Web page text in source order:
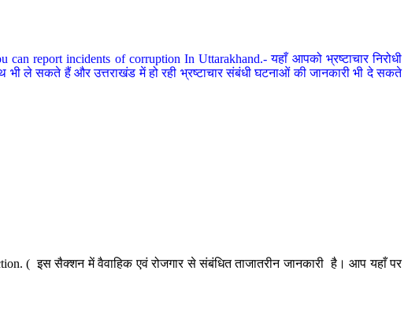
report incidents of corruption In Uttarakhand.- यहाँ आपको भ्रष्टाचार निरोधी
ले सकते हैं और उत्तराखंड में हो रही भ्रष्टाचार संबंधी घटनाओं की जानकारी भी दे सकते
( इस सैक्शन में वैवाहिक एवं रोजगार से संबंधित ताजातरीन जानकारी है। आप यहाँ पर